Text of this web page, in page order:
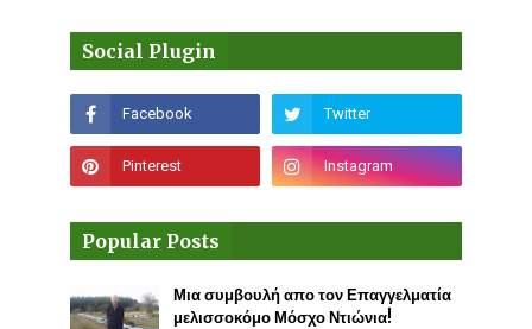
Social Plugin
Popular Posts
Μια συμβουλή απο τον Επαγγελματία
μελισσοκόμο Μόσχο Ντιώνια!